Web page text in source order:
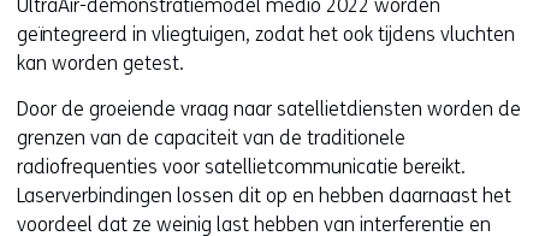
UltraAir-demonstratiemodel medio 2022 worden
geïntegreerd in vliegtuigen, zodat het ook tijdens vluchten
kan worden getest.
Door de groeiende vraag naar satellietdiensten worden de
grenzen van de capaciteit van de traditionele
radiofrequenties voor satellietcommunicatie bereikt.
Laserverbindingen lossen dit op en hebben daarnaast het
voordeel dat ze weinig last hebben van interferentie en